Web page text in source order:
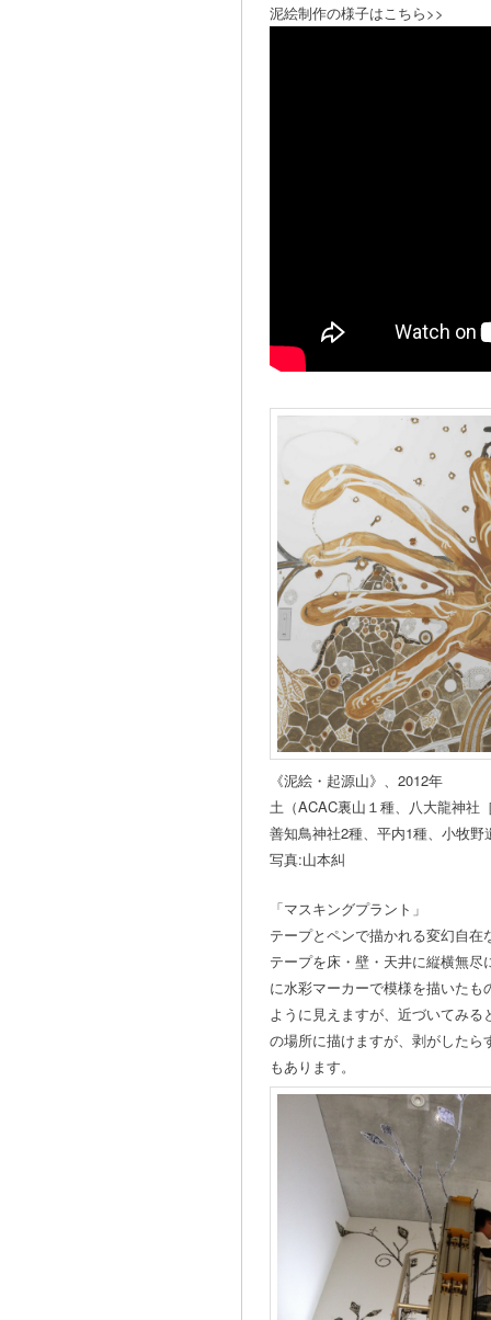
泥絵制作の様子はこちら>>
《泥絵・起源山》、2012年
土（ACAC裏山１種、八大龍神社
善知鳥神社2種、平内1種、小牧野
写真:山本糾
「マスキングプラント」
テープとペンで描かれる変幻自
テープを床・壁・天井に縦横無
に水彩マーカーで模様を描いた
ように見えますが、近づいてみ
の場所に描けますが、剥がした
もあります。